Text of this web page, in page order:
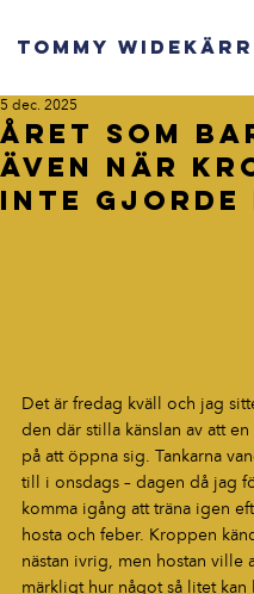
TOMMY WIDEKÄRR
Året som
även när
inte gjorde
5 dec. 2025
Det är fredag kväll och jag
den där stilla känslan av att
på att öppna sig. Tankarna
till i onsdags – dagen då jag
komma igång att träna igen
hosta och feber. Kroppen
nästan ivrig, men hostan ville
märkligt hur något så litet kan